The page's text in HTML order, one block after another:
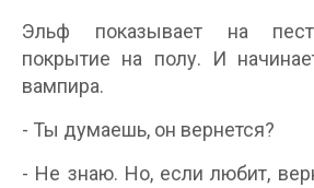
Эльф показывает на
покрытие на полу. И
вампира.
- Ты думаешь, он вернется?
- Не знаю. Но, если любит,